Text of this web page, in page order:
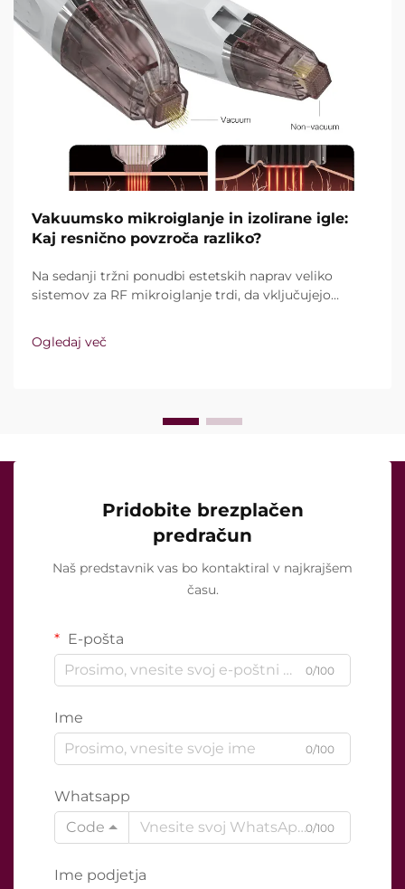
Vakuumsko mikroiglanje in izolirane igle:
Kaj resnično povzroča razliko?
Na sedanji tržni ponudbi estetskih naprav veliko
sistemov za RF mikroiglanje trdi, da vključujejo
vprašanje pa ni le, ali te funkcije sploh obstajajo,
temveč kako natančno delujejo med kliničnim
Ogledaj več
Pridobite brezplačen
predračun
Naš predstavnik vas bo kontaktiral v najkrajšem
času.
E-pošta
0/100
Ime
0/100
Whatsapp
Code
0/100
Ime podjetja